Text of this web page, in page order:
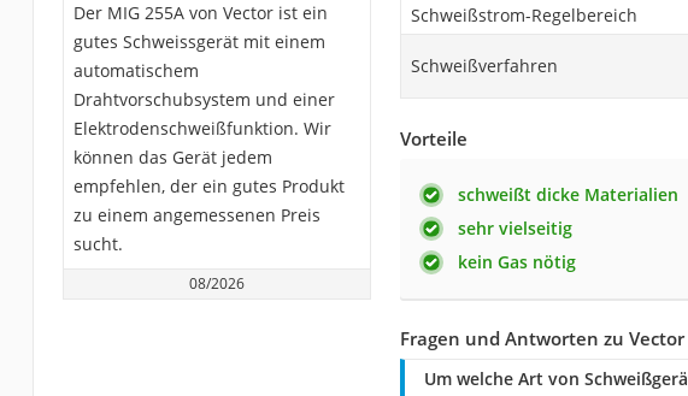
Der MIG 255A von Vector ist ein
gutes Schweissgerät mit einem
automatischem
Drahtvorschubsystem und einer
Elektrodenschweißfunktion. Wir
können das Gerät jedem
empfehlen, der ein gutes Produkt
zu einem angemessenen Preis
sucht.
08/2026
Schweißstrom-Regelbereich
Schweißverfahren
Vorteile
schweißt dicke Materialien
sehr vielseitig
kein Gas nötig
Fragen und Antworten zu Vector
Um welche Art von